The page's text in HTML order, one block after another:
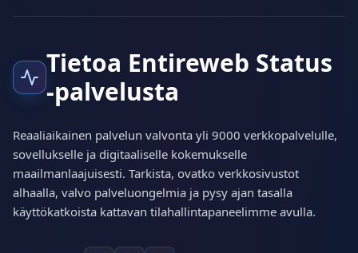
Tietoa Entireweb Status
-palvelusta
Reaaliaikainen palvelun valvonta yli 9000 verkkopalvelulle,
sovellukselle ja digitaaliselle kokemukselle
maailmanlaajuisesti. Tarkista, ovatko verkkosivustot
alhaalla, valvo palveluongelmia ja pysy ajan tasalla
käyttökatkoista kattavan tilahallintapaneelimme avulla.